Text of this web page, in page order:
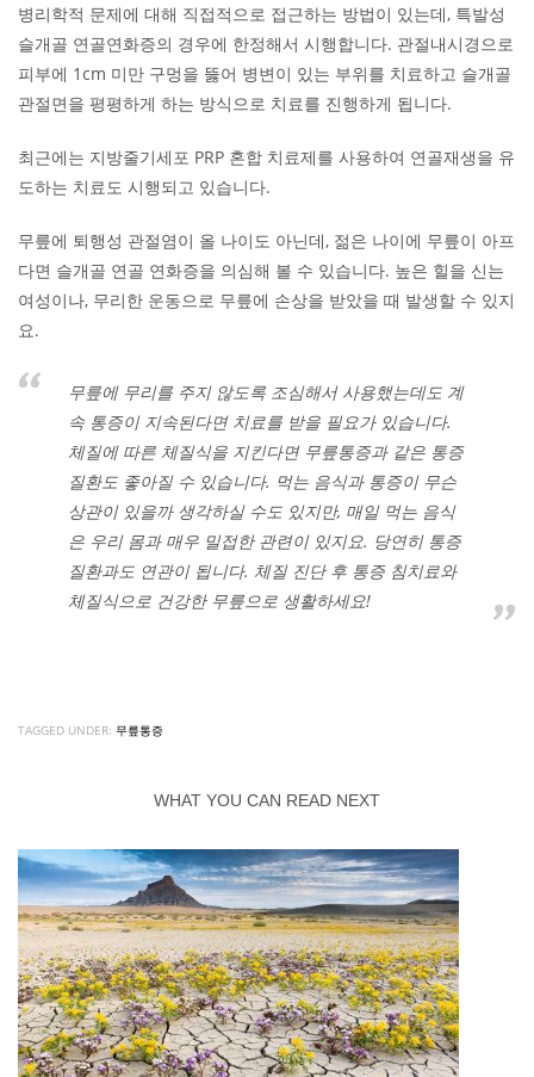
병리학적 문제에 대해 직접적으로 접근하는 방법이 있는데, 특발성
슬개골 연골연화증의 경우에 한정해서 시행합니다. 관절내시경으로
피부에 1cm 미만 구멍을 뚫어 병변이 있는 부위를 치료하고 슬개골
관절면을 평평하게 하는 방식으로 치료를 진행하게 됩니다.
최근에는 지방줄기세포 PRP 혼합 치료제를 사용하여 연골재생을 유
도하는 치료도 시행되고 있습니다.
​무릎에 퇴행성 관절염이 올 나이도 아닌데, 젊은 나이에 무릎이 아프
다면 슬개골 연골 연화증을 의심해 볼 수 있습니다. 높은 힐을 신는
여성이나, 무리한 운동으로 무릎에 손상을 받았을 때 발생할 수 있지
요.
무릎에 무리를 주지 않도록 조심해서 사용했는데도 계
속 통증이 지속된다면 치료를 받을 필요가 있습니다.
체질에 따른 체질식을 지킨다면 무릎통증과 같은 통증
질환도 좋아질 수 있습니다. 먹는 음식과 통증이 무슨
상관이 있을까 생각하실 수도 있지만, 매일 먹는 음식
은 우리 몸과 매우 밀접한 관련이 있지요. 당연히 통증
질환과도 연관이 됩니다. 체질 진단 후 통증 침치료와
체질식으로 건강한 무릎으로 생활하세요!
TAGGED UNDER: 무릎통증
WHAT YOU CAN READ NEXT